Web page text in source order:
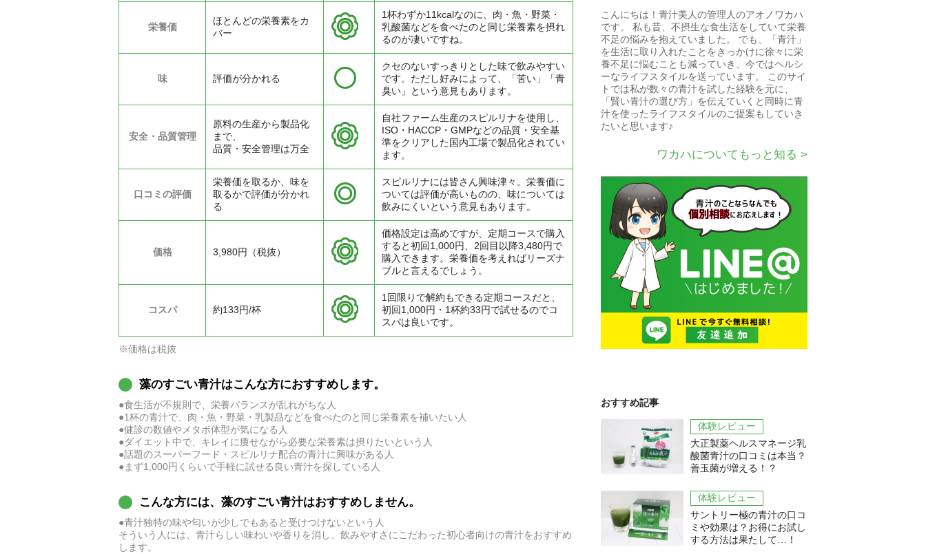
栄養価
ほとんどの栄養素をカ
バー
1杯わずか11kcalなのに、肉・魚・野菜・
乳酸菌などを食べたのと同じ栄養素を摂れ
るのが凄いですね。
味 評価が分かれる
クセのないすっきりとした味で飲みやすい
です。ただし好みによって、「苦い」「青
臭い」という意見もあります。
安全・品質管理
原料の生産から製品化
まで、
品質・安全管理は万全
自社ファーム生産のスピルリナを使用し、
ISO・HACCP・GMPなどの品質・安全基
準をクリアした国内工場で製品化されてい
ます。
口コミの評価
栄養価を取るか、味を
取るかで評価が分かれ
る
スピルリナには皆さん興味津々。栄養価に
ついては評価が高いものの、味については
飲みにくいという意見もあります。
価格 3,980円（税抜）
価格設定は高めですが、定期コースで購入
すると初回1,000円、2回目以降3,480円で
購入できます。栄養価を考えればリーズナ
ブルと言えるでしょう。
コスパ 約133円/杯
1回限りで解約もできる定期コースだと、
初回1,000円・1杯約33円で試せるのでコ
スパは良いです。
※価格は税抜
藻のすごい青汁はこんな方におすすめします。
●食生活が不規則で、栄養バランスが乱れがちな人
●1杯の青汁で、肉・魚・野菜・乳製品などを食べたのと同じ栄養素を補いたい人
●健診の数値やメタボ体型が気になる人
●ダイエット中で、キレイに痩せながら必要な栄養素は摂りたいという人
●話題のスーパーフード・スピルリナ配合の青汁に興味がある人
●まず1,000円くらいで手軽に試せる良い青汁を探している人
こんな方には、藻のすごい青汁はおすすめしません。
●青汁独特の味や匂いが少しでもあると受けつけないという人
そういう人には、青汁らしい味わいや香りを消し、飲みやすさにこだわった初心者向けの青汁をおすすめ
します。
こんにちは！青汁美人の管理人のアオノワカハ
です。 私も昔、不摂生な食生活をしていて栄養
不足の悩みを抱えていました。 でも、「青汁」
を生活に取り入れたことをきっかけに徐々に栄
養不足に悩むことも減っていき、今ではヘルシ
ーなライフスタイルを送っています。 このサイ
トでは私が数々の青汁を試した経験を元に、
「賢い青汁の選び方」を伝えていくと同時に青
汁を使ったライフスタイルのご提案もしていき
たいと思います♪
ワカハについてもっと知る >
おすすめ記事
体験レビュー
大正製薬ヘルスマネージ乳
酸菌青汁の口コミは本当？
善玉菌が増える！？
体験レビュー
サントリー極の青汁の口コ
ミや効果は？お得にお試し
する方法は果たして…！